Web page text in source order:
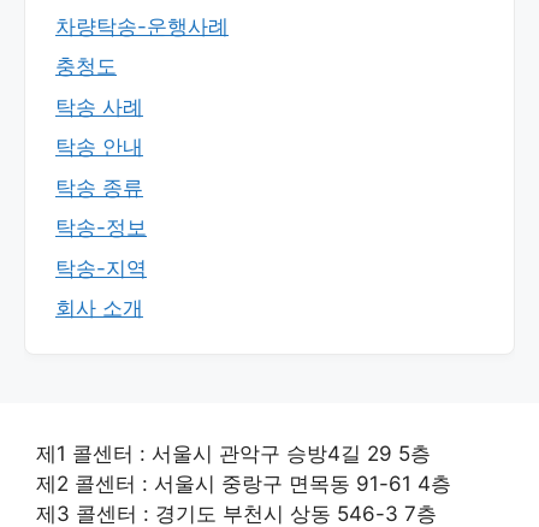
차량탁송-운행사례
충청도
탁송 사례
탁송 안내
탁송 종류
탁송-정보
탁송-지역
회사 소개
제1 콜센터 : 서울시 관악구 승방4길 29 5층
제2 콜센터 : 서울시 중랑구 면목동 91-61 4층
제3 콜센터 : 경기도 부천시 상동 546-3 7층